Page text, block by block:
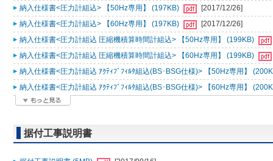
納入仕様書<圧力計組込> 【50Hz専用】 (197KB)
[2017/12/26]
納入仕様書<圧力計組込> 【60Hz専用】 (197KB)
[2017/12/26]
納入仕様書<圧力計組込 圧縮機積算時間計組込> 【50Hz専用】 (199KB)
納入仕様書<圧力計組込 圧縮機積算時間計組込> 【60Hz専用】 (199KB)
納入仕様書<圧力計組込 ｱｸﾃｨﾌﾞﾌｨﾙﾀ組込(BS･BSG仕様)> 【50Hz専用】
納入仕様書<圧力計組込 ｱｸﾃｨﾌﾞﾌｨﾙﾀ組込(BS･BSG仕様)> 【60Hz専用】
据付工事説明書